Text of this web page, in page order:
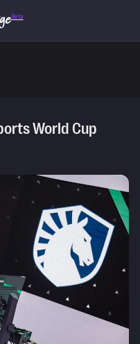
Beta
World Cup